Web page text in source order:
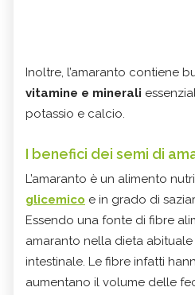
Inoltre, l’amaranto contiene
vitamine e minerali
potassio e calcio.
I benefici dei semi di
L’amaranto è un alimento
glicemico e in grado di
Essendo una fonte di fibre
amaranto nella dieta
intestinale. Le fibre infatti
aumentano il volume delle